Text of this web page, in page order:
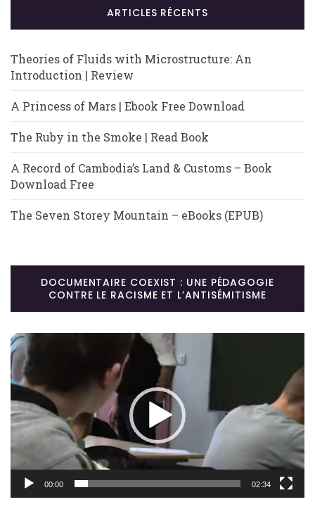
ARTICLES RÉCENTS
Theories of Fluids with Microstructure: An
Introduction | Review
A Princess of Mars | Ebook Free Download
The Ruby in the Smoke | Read Book
A Record of Cambodia’s Land & Customs – Book
Download Free
The Seven Storey Mountain – eBooks (EPUB)
DOCUMENTAIRE COEXIST : UNE PÉDAGOGIE
CONTRE LE RACISME ET L’ANTISÉMITISME
Lecteur
vidéo
00:00 02:34